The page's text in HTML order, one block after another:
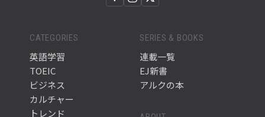
CATEGORIES
英語学習
TOEIC
ビジネス
カルチャー
トレンド
SERIES & BOOKS
連載一覧
EJ新書
アルクの本